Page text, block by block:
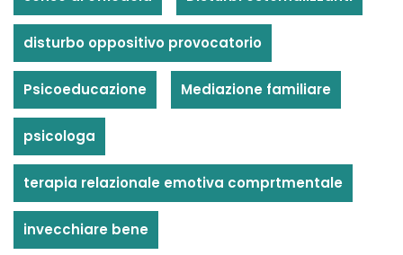
disturbo oppositivo provocatorio
Psicoeducazione Mediazione familiare
psicologa
terapia relazionale emotiva comprtmentale
invecchiare bene